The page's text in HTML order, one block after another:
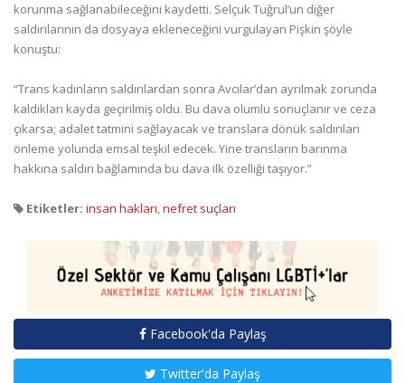
korunma sağlanabileceğini kaydetti. Selçuk Tuğrul’un diğer
saldırılarının da dosyaya ekleneceğini vurgulayan Pişkin şöyle
konuştu:
“Trans kadınların saldırılardan sonra Avcılar’dan ayrılmak zorunda
kaldıkları kayda geçirilmiş oldu. Bu dava olumlu sonuçlanır ve ceza
çıkarsa; adalet tatmini sağlayacak ve translara dönük saldırıları
önleme yolunda emsal teşkil edecek. Yine transların barınma
hakkına saldırı bağlamında bu dava ilk özelliği taşıyor.”
Etiketler: insan hakları,nefret suçları
Facebook'da Paylaş
Twitter'da Paylaş